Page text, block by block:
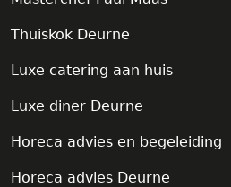
Thuiskok Deurne
Luxe catering aan huis
Luxe diner Deurne
Horeca advies en begeleiding
Horeca advies Deurne